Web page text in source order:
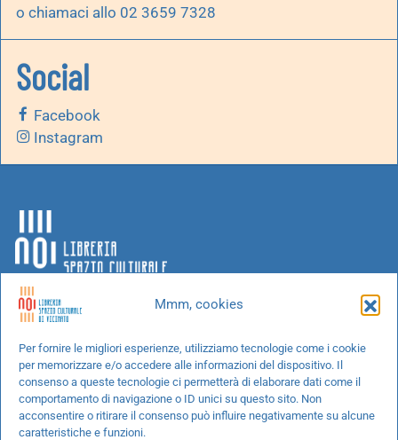
Mmm, cookies
Per fornire le migliori esperienze, utilizziamo tecnologie come i cookie
per memorizzare e/o accedere alle informazioni del dispositivo. Il
consenso a queste tecnologie ci permetterà di elaborare dati come il
comportamento di navigazione o ID unici su questo sito. Non
acconsentire o ritirare il consenso può influire negativamente su alcune
caratteristiche e funzioni.
o chiamaci allo 02 3659 7328
Social
Facebook
Instagram
Chi siamo
Progetti speciali
Richiedi un libro
Spedizioni